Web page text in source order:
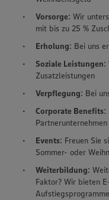
Vorsorge: Wir
mit bis zu 25 %
Erholung: Bei uns
Soziale Leistungen:
Zusatzleistungen
Verpflegung: Bei
Corporate Benefits:
Partnerunternehmen
Events: Freuen Sie
Sommer- oder
Weiterbildung:
Faktor? Wir bieten
Aufstiegsprogramme